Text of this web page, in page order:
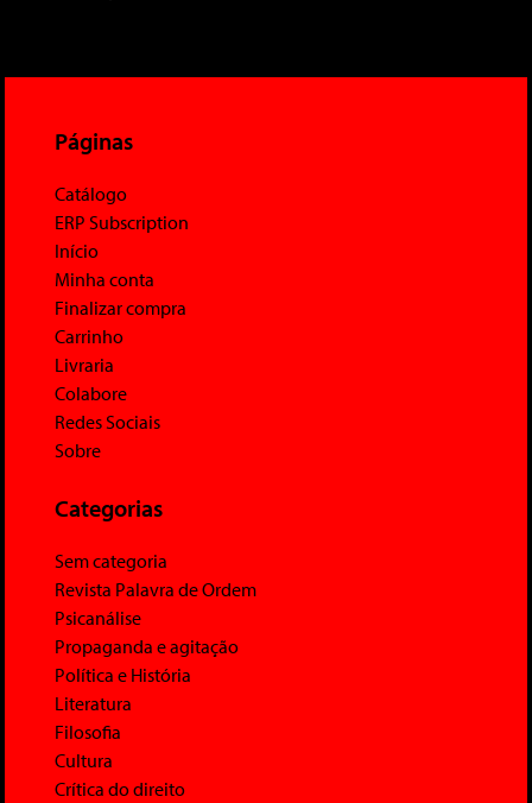
Páginas
Catálogo
ERP Subscription
Início
Minha conta
Finalizar compra
Carrinho
Livraria
Colabore
Redes Sociais
Sobre
Categorias
Sem categoria
Revista Palavra de Ordem
Psicanálise
Propaganda e agitação
Política e História
Literatura
Filosofia
Cultura
Crítica do direito